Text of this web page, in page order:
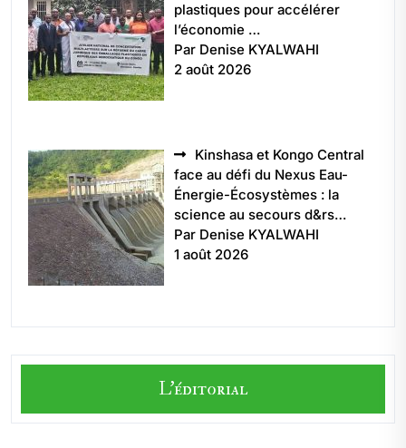
plastiques pour accélérer
l’économie …
Par Denise KYALWAHI
2 août 2026
Kinshasa et Kongo Central
face au défi du Nexus Eau-
Énergie-Écosystèmes : la
science au secours d&rs…
Par Denise KYALWAHI
1 août 2026
L'éditorial